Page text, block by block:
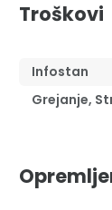
Troškovi
Infostan
Grejanje,